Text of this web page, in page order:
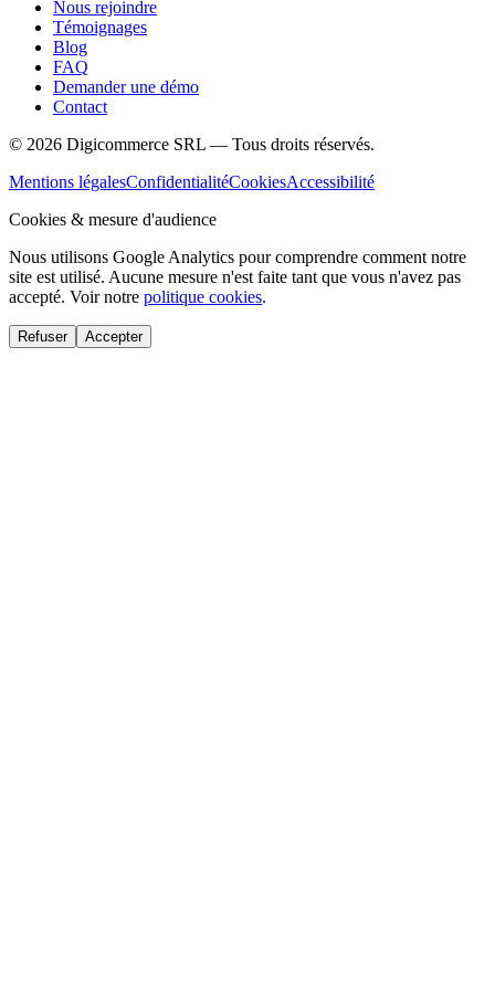
Nous rejoindre
Témoignages
Blog
FAQ
Demander une démo
Contact
© 2026 Digicommerce SRL — Tous droits réservés.
Mentions légalesConfidentialitéCookiesAccessibilité
Cookies & mesure d'audience
Nous utilisons Google Analytics pour comprendre comment notre
site est utilisé. Aucune mesure n'est faite tant que vous n'avez pas
accepté. Voir notre politique cookies.
Refuser Accepter